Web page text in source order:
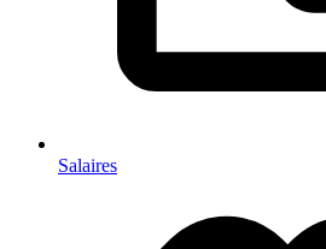
Salaires